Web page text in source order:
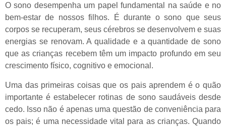
O sono desempenha um papel fundamental na saúde e no
bem-estar de nossos filhos. É durante o sono que seus
corpos se recuperam, seus cérebros se desenvolvem e suas
energias se renovam. A qualidade e a quantidade de sono
que as crianças recebem têm um impacto profundo em seu
crescimento físico, cognitivo e emocional.
Uma das primeiras coisas que os pais aprendem é o quão
importante é estabelecer rotinas de sono saudáveis desde
cedo. Isso não é apenas uma questão de conveniência para
os pais; é uma necessidade vital para as crianças. Quando